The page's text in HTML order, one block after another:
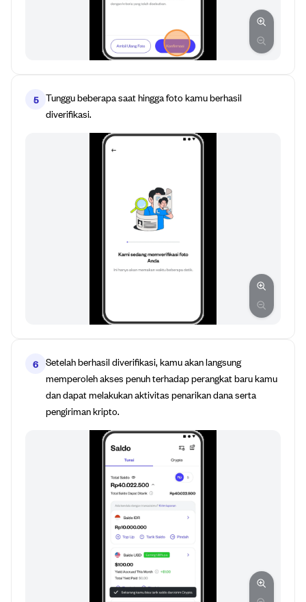
5 Tunggu beberapa saat hingga foto kamu berhasil
diverifikasi.
6 Setelah berhasil diverifikasi, kamu akan langsung
memperoleh akses penuh terhadap perangkat baru kamu
dan dapat melakukan aktivitas penarikan dana serta
pengiriman kripto.